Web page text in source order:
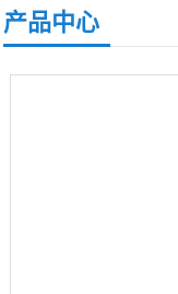
产品中心